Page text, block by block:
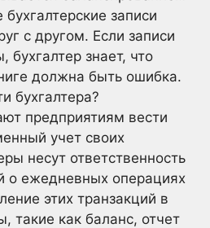
бухгалтерские записи
с другом. Если записи
бухгалтер знает, что
должна быть ошибка.
бухгалтера?
предприятиям вести
учет своих
несут ответственность
о ежедневных операциях
этих транзакций в
такие как баланс, отчет